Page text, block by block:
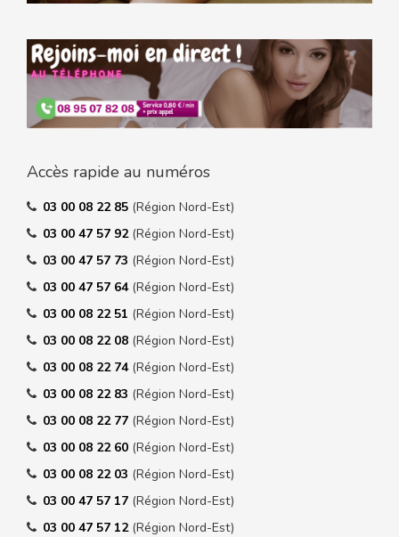
Accès rapide au numéros
03 00 08 22 85 (Région Nord-Est)
03 00 47 57 92 (Région Nord-Est)
03 00 47 57 73 (Région Nord-Est)
03 00 47 57 64 (Région Nord-Est)
03 00 08 22 51 (Région Nord-Est)
03 00 08 22 08 (Région Nord-Est)
03 00 08 22 74 (Région Nord-Est)
03 00 08 22 83 (Région Nord-Est)
03 00 08 22 77 (Région Nord-Est)
03 00 08 22 60 (Région Nord-Est)
03 00 08 22 03 (Région Nord-Est)
03 00 47 57 17 (Région Nord-Est)
03 00 47 57 12 (Région Nord-Est)